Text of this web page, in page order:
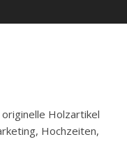
Holzartikel
Hochzeiten,